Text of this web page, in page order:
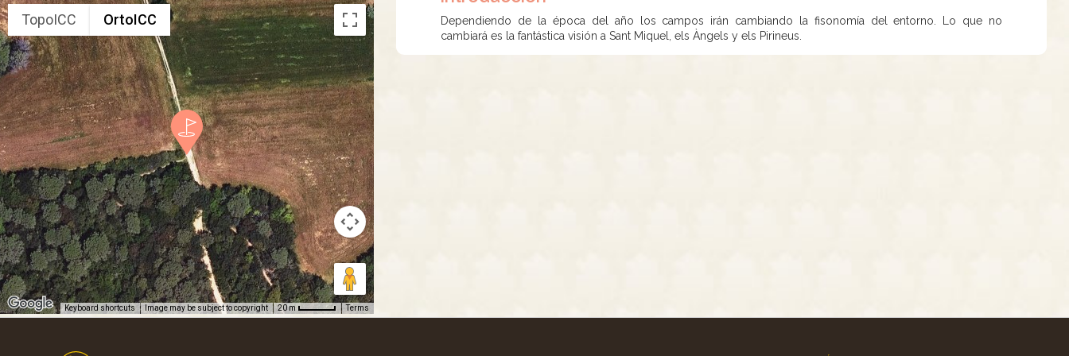
TopoICC OrtoICC
Keyboard shortcuts Image may be subject to copyright 20 m Terms
Dependiendo de la época del año los campos irán cambiando la fisonomía del entorno. Lo que no
cambiará es la fantástica visión a Sant Miquel, els Àngels y els Pirineus.